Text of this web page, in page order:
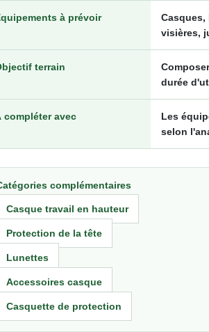
à prévoir
visières,
terrain
durée
compléter avec
Les
selon
complémentaires
Casque travail en hauteur
Protection de la tête
Lunettes
Accessoires casque
Casquette de protection